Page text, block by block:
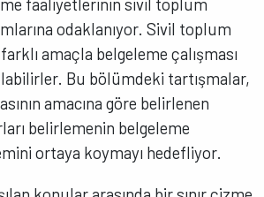
faaliyetlerinin sivil toplum
odaklanıyor. Sivil toplum
amaçla belgeleme çalışması
Bu bölümdeki tartışmalar,
amacına göre belirlenen
belirlemenin belgeleme
ortaya koymayı hedefliyor.